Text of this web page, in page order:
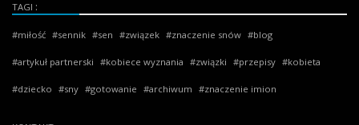
TAGI
miłość sennik sen związek znaczenie snów blog
artykuł partnerski kobiece wyznania związki przepisy kobieta
dziecko sny gotowanie archiwum znaczenie imion